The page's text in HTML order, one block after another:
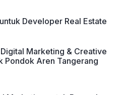
Developer Real Estate
Marketing & Creative
Pondok Aren Tangerang